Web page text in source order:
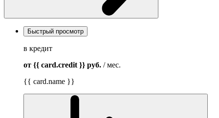
Быстрый просмотр
в кредит
от {{ card.credit }} руб. / мес.
{{ card.name }}